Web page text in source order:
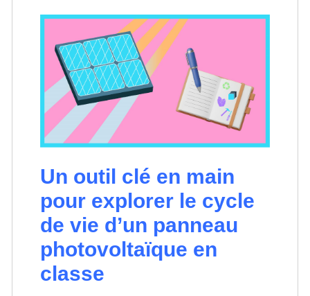
Un outil clé en main
pour explorer le cycle
de vie d’un panneau
photovoltaïque en
classe